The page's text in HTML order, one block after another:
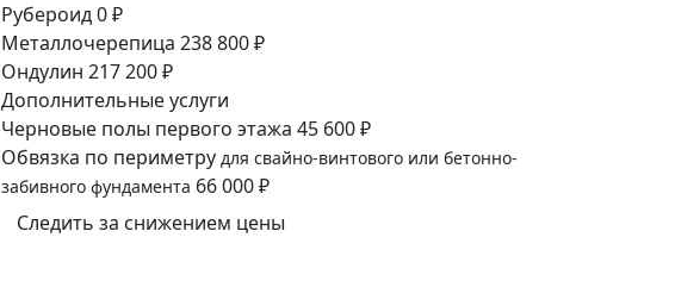
Рубероид0 ₽
Металлочерепица 238 800 ₽
Ондулин 217 200 ₽
Дополнительные услуги
Черновые полы первого этажа 45 600 ₽
Обвязка по периметру для свайно-винтового или бетонно-
забивного фундамента 66 000 ₽
Следить за снижением цены